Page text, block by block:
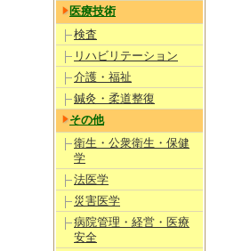
医療技術
検査
リハビリテーション
介護・福祉
鍼灸・柔道整復
その他
衛生・公衆衛生・保健
学
法医学
災害医学
病院管理・経営・医療
安全